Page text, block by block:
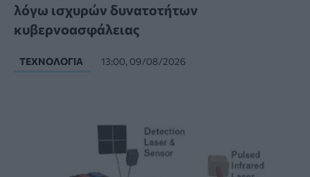
λόγω ισχυρών δυνατοτήτων
κυβερνοασφάλειας
ΤΕΧΝΟΛΟΓΊΑ 13:00, 09/08/2026